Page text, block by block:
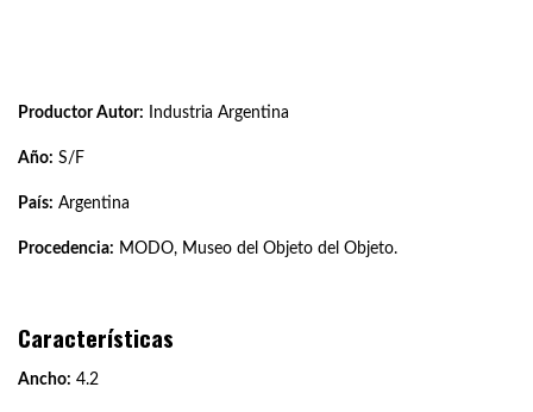
Productor Autor: Industria Argentina
Año: S/F
País: Argentina
Procedencia: MODO, Museo del Objeto del Objeto.
Características
Ancho: 4.2